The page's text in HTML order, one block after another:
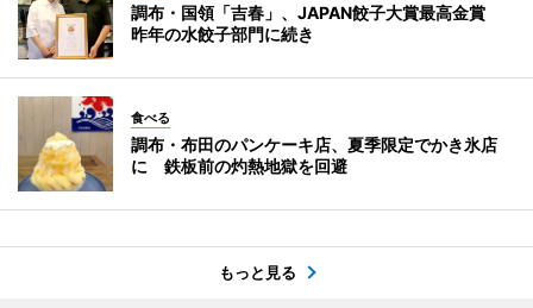
調布・国領「吉春」、JAPAN餃子大賞最高金賞
昨年の水餃子部門に続き
食べる
調布・布田のパンケーキ店、夏季限定でかき氷店
に 鉄板前の灼熱地獄を回避
もっと見る